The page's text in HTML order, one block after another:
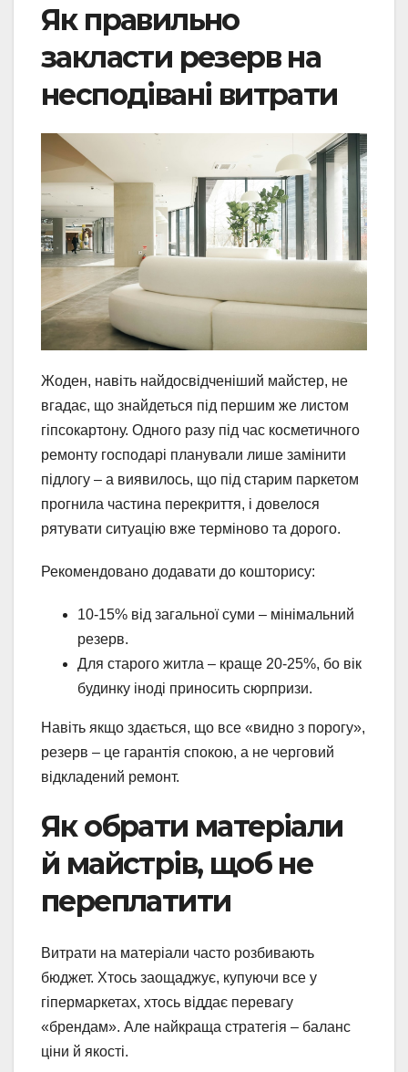
Як правильно
закласти резерв на
несподівані витрати
Жоден, навіть найдосвідченіший майстер, не
вгадає, що знайдеться під першим же листом
гіпсокартону. Одного разу під час косметичного
ремонту господарі планували лише замінити
підлогу – а виявилось, що під старим паркетом
прогнила частина перекриття, і довелося
рятувати ситуацію вже терміново та дорого.
Рекомендовано додавати до кошторису:
10-15% від загальної суми – мінімальний
резерв.
Для старого житла – краще 20-25%, бо вік
будинку іноді приносить сюрпризи.
Навіть якщо здається, що все «видно з порогу»,
резерв – це гарантія спокою, а не черговий
відкладений ремонт.
Як обрати матеріали
й майстрів, щоб не
переплатити
Витрати на матеріали часто розбивають
бюджет. Хтось заощаджує, купуючи все у
гіпермаркетах, хтось віддає перевагу
«брендам». Але найкраща стратегія – баланс
ціни й якості.